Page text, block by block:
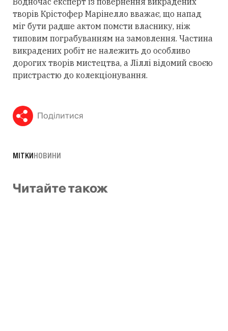
творів Крістофер Марінелло вважає, що напад
міг бути радше актом помсти власнику, ніж
типовим пограбуванням на замовлення. Частина
викрадених робіт не належить до особливо
дорогих творів мистецтва, а Ліллі відомий своєю
пристрастю до колекціонування.
Поділитися
МІТКИНОВИНИ
Читайте також